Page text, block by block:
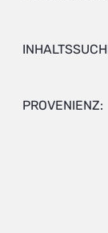
PROVENIENZ: